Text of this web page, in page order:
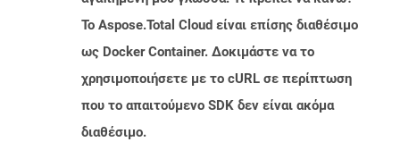
Το Aspose.Total Cloud είναι επίσης διαθέσιμο
ως Docker Container. Δοκιμάστε να το
χρησιμοποιήσετε με το cURL σε περίπτωση
που το απαιτούμενο SDK δεν είναι ακόμα
διαθέσιμο.